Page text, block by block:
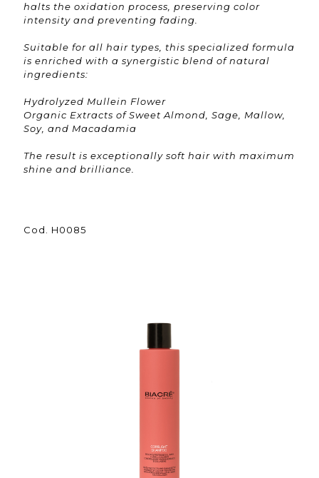
halts the oxidation process, preserving color
intensity and preventing fading.
Suitable for all hair types, this specialized formula
is enriched with a synergistic blend of natural
ingredients:
Hydrolyzed Mullein Flower
Organic Extracts of Sweet Almond, Sage, Mallow,
Soy, and Macadamia
The result is exceptionally soft hair with maximum
shine and brilliance.
Cod. H0085